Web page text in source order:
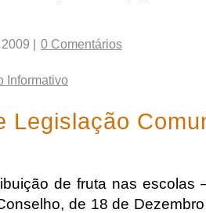
|
0 Comentários
Informativo
Legislação
de fruta nas escolas
de 18 de